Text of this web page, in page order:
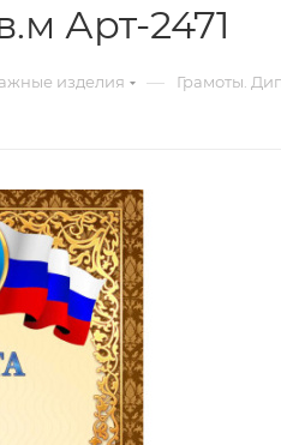
Арт-2471
изделия — Грамоты.